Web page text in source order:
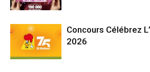
Concours Célébrez
2026